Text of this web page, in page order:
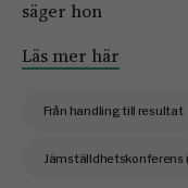
säger hon
Läs mer här
Från handling till resultat
Jämställdhetskonferens